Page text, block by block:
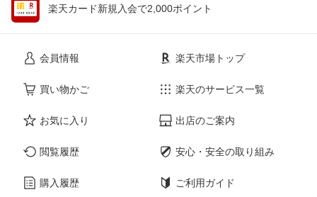
楽天カード新規入会で2,000ポイント
会員情報
買い物かご
お気に入り
閲覧履歴
購入履歴
楽天市場トップ
楽天のサービス一覧
出店のご案内
安心・安全の取り組み
ご利用ガイド